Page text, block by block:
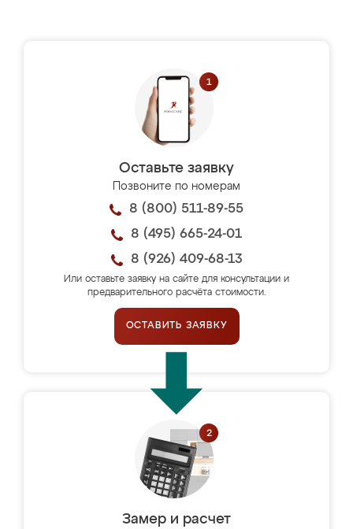
Оставьте заявку
Позвоните по номерам
8 (800) 511-89-55
8 (495) 665-24-01
8 (926) 409-68-13
Или оставьте заявку на сайте для консультации и
предварительного расчёта стоимости.
ОСТАВИТЬ ЗАЯВКУ
Замер и расчет